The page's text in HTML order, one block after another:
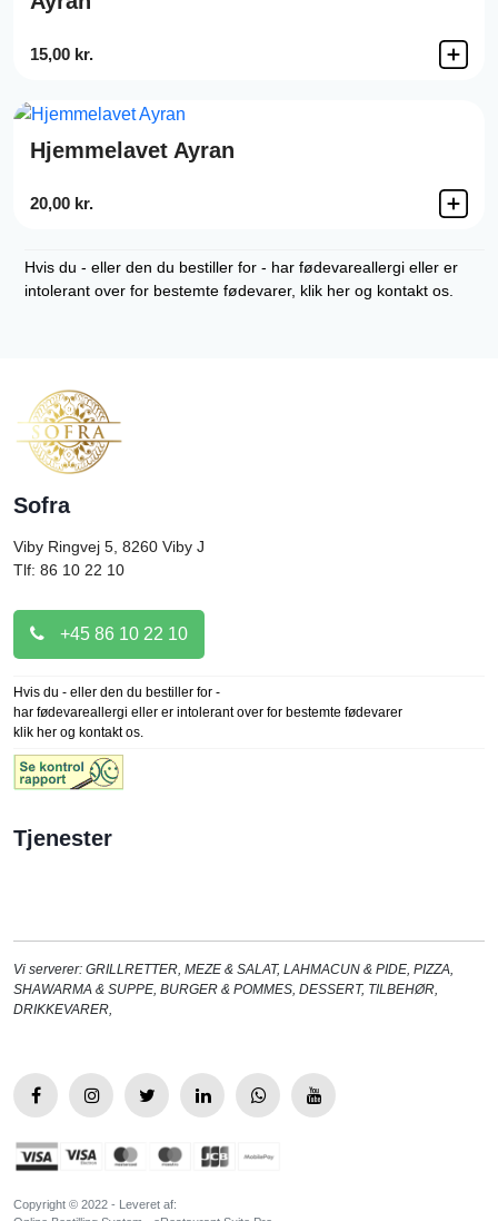
15,00 kr.
Hjemmelavet Ayran
20,00 kr.
Hvis du - eller den du bestiller for - har fødevareallergi eller er
intolerant over for bestemte fødevarer, klik her og kontakt os.
Sofra
Viby Ringvej 5, 8260 Viby J
Tlf: 86 10 22 10
+45 86 10 22 10
Hvis du - eller den du bestiller for -
har fødevareallergi eller er intolerant over for bestemte fødevarer
klik her og kontakt os.
Tjenester
Vi serverer: GRILLRETTER, MEZE & SALAT, LAHMACUN & PIDE, PIZZA,
SHAWARMA & SUPPE, BURGER & POMMES, DESSERT, TILBEHØR,
DRIKKEVARER,
Copyright © 2022 - Leveret af: